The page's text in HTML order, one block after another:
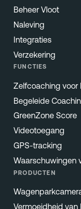
Beheer Vloot
Naleving
Integraties
Verzekering
FUNCTIES
Zelfcoaching voor
Begeleide
GreenZone Score
Videotoegang
GPS-tracking
Waarschuwingen
PRODUCTEN
Vermoeidheid van